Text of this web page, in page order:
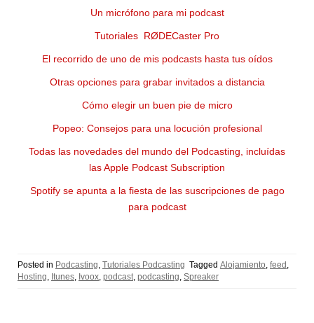
Un micrófono para mi podcast
Tutoriales RØDECaster Pro
El recorrido de uno de mis podcasts hasta tus oídos
Otras opciones para grabar invitados a distancia
Cómo elegir un buen pie de micro
Popeo: Consejos para una locución profesional
Todas las novedades del mundo del Podcasting, incluídas
las Apple Podcast Subscription
Spotify se apunta a la fiesta de las suscripciones de pago
para podcast
Posted in Podcasting, Tutoriales Podcasting Tagged Alojamiento, feed ,
Hosting, Itunes, Ivoox, podcast, podcasting, Spreaker